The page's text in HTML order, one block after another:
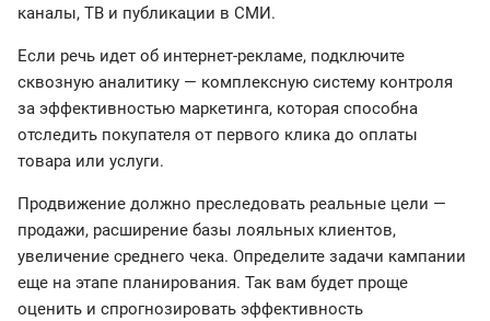
каналы, ТВ и публикации в СМИ.
Если речь идет об интернет-рекламе, подключите
сквозную аналитику — комплексную систему контроля
за эффективностью маркетинга, которая способна
отследить покупателя от первого клика до оплаты
товара или услуги.
Продвижение должно преследовать реальные цели —
продажи, расширение базы лояльных клиентов,
увеличение среднего чека. Определите задачи кампании
еще на этапе планирования. Так вам будет проще
оценить и спрогнозировать эффективность